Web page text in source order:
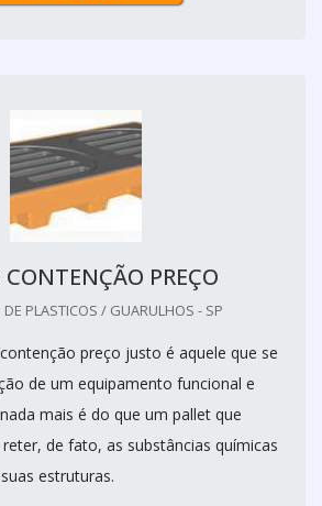
CONTENÇÃO PREÇO
PLASTICOS / GUARULHOS - SP
preço justo é aquele que se
de um equipamento funcional e
mais é do que um pallet que
de fato, as substâncias químicas
estruturas.